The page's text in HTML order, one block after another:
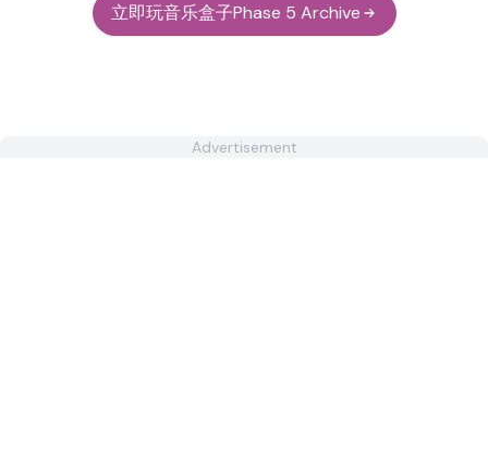
立即玩音乐盒子Phase 5 Archive
Advertisement